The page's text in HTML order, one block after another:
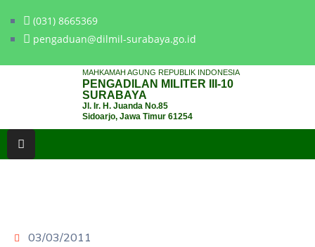
(031) 8665369
pengaduan@dilmil-surabaya.go.id
MAHKAMAH AGUNG REPUBLIK INDONESIA
PENGADILAN MILITER III-10
SURABAYA
Jl. Ir. H. Juanda No.85
Sidoarjo, Jawa Timur 61254
LAYANAN
HUKUM
PPID03/03/2011